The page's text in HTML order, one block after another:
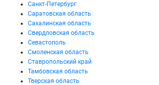
Санкт-Петербург
Саратовская область
Сахалинская область
Свердловская область
Севастополь
Смоленская область
Ставропольский край
Тамбовская область
Тверская область